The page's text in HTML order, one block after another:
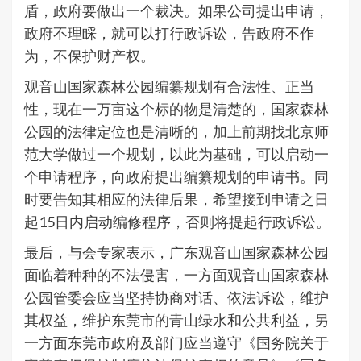
盾，政府要做出一个裁决。如果公司提出申请，
政府不理睬，就可以打行政诉讼，告政府不作
为，不保护财产权。
观音山国家森林公园编纂规划有合法性、正当
性，现在一万亩这个标的物是清楚的，国家森林
公园的法律定位也是清晰的，加上前期找北京师
范大学做过一个规划，以此为基础，可以启动一
个申请程序，向政府提出编纂规划的申请书。同
时要告知其相应的法律后果，希望接到申请之日
起15日内启动编修程序，否则将提起行政诉讼。
最后，与会专家表示，广东观音山国家森林公园
面临着种种的不法侵害，一方面观音山国家森林
公园管委会应当坚持协商对话、依法诉讼，维护
其权益，维护东莞市的青山绿水和公共利益，另
一方面东莞市政府及部门应当遵守《国务院关于